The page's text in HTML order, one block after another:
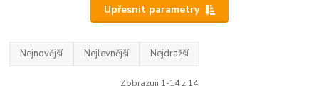
Upřesnit parametry
Nejnovější Nejlevnější Nejdražší
Zobrazuji 1-14 z 14